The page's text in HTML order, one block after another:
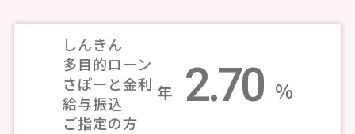
しんきん
多目的ローン
さぽーと金利
給与振込
ご指定の方
年 2.70 %